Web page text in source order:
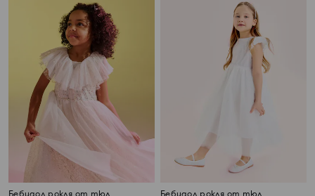
Бебидол рокля от тюл Бебидол рокля от тюл